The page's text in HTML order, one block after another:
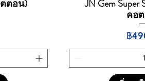
ตตอน) ดูข้อ
JN Gem Super
คอ
ราค
฿